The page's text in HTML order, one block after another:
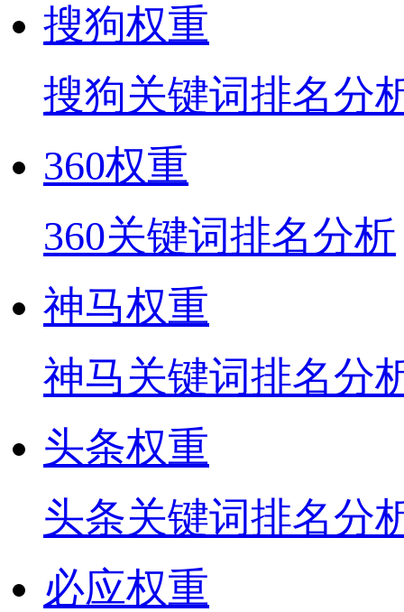
搜狗权重
搜狗关键词排名分
360权重
360关键词排名分析
神马权重
神马关键词排名分
头条权重
头条关键词排名分
必应权重